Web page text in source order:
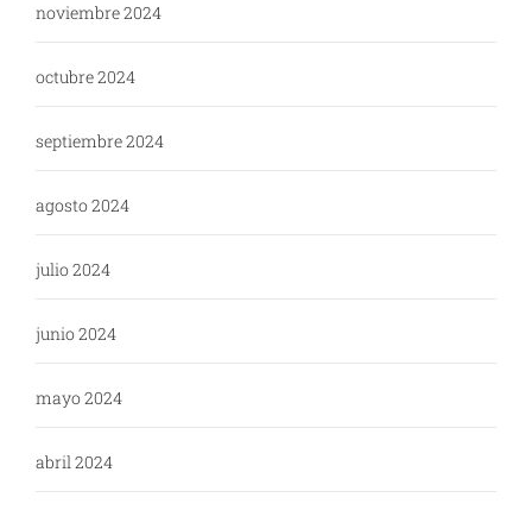
noviembre 2024
octubre 2024
septiembre 2024
agosto 2024
julio 2024
junio 2024
mayo 2024
abril 2024